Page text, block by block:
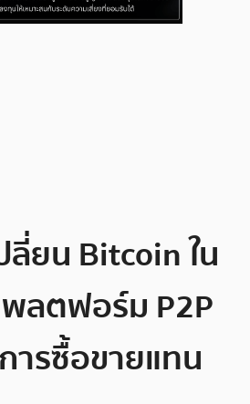
ยน Bitcoin ใน
ลตฟอร์ม P2P
ารซื้อขายแทน